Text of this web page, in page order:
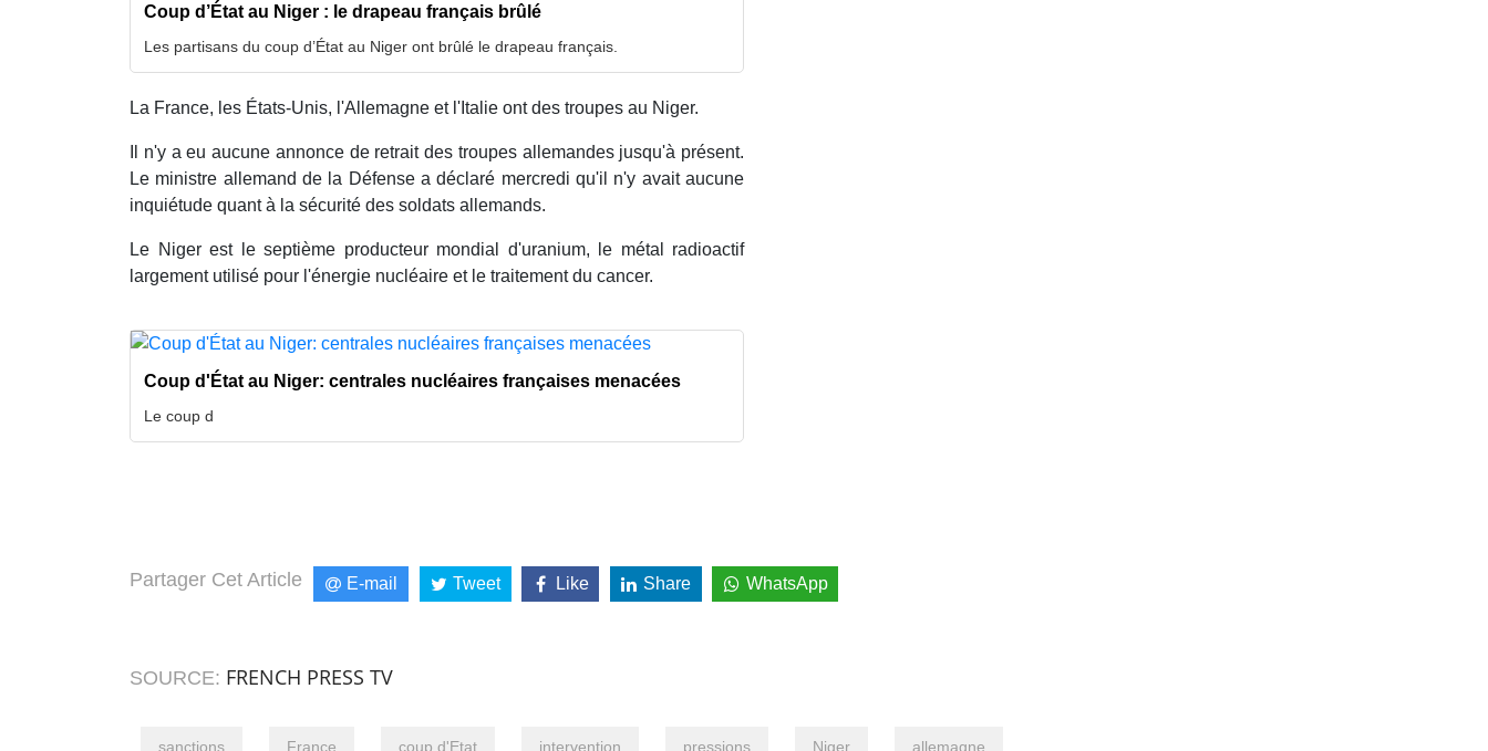
Coup d’État au Niger : le drapeau français brûlé
Les partisans du coup d’État au Niger ont brûlé le drapeau français.
La France, les États-Unis, l'Allemagne et l'Italie ont des troupes au Niger.
Il n'y a eu aucune annonce de retrait des troupes allemandes jusqu'à présent.
Le ministre allemand de la Défense a déclaré mercredi qu'il n'y avait aucune
inquiétude quant à la sécurité des soldats allemands.
Le Niger est le septième producteur mondial d'uranium, le métal radioactif
largement utilisé pour l'énergie nucléaire et le traitement du cancer.
Coup d'État au Niger: centrales nucléaires françaises menacées
Le coup d
Partager Cet Article E-mail Tweet Like Share WhatsApp
SOURCE: FRENCH PRESS TV
sanctions France coup d'Etat intervention pressions Niger allemagne